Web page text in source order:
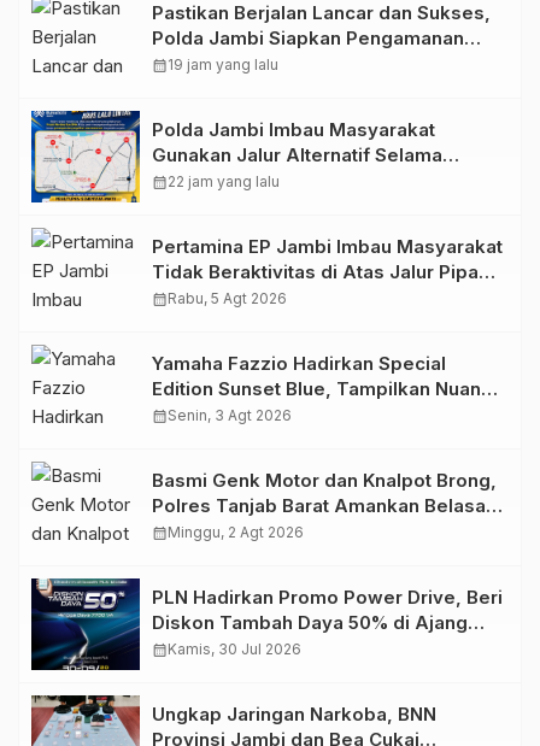
Pastikan Berjalan Lancar dan Sukses,
Polda Jambi Siapkan Pengamanan
Berlapis untuk 8.750 Pelari, 1.848
calendar_month19 jam yang lalu
Polda Jambi Imbau Masyarakat
Gunakan Jalur Alternatif Selama
Pelaksanaan Presisi Merdeka Run
calendar_month22 jam yang lalu
Pertamina EP Jambi Imbau Masyarakat
Tidak Beraktivitas di Atas Jalur Pipa
Migas Demi Keselamatan Bersama
calendar_monthRabu, 5 Agt 2026
Yamaha Fazzio Hadirkan Special
Edition Sunset Blue, Tampilkan Nuansa
Retro Summer yang Semakin Skena
calendar_monthSenin, 3 Agt 2026
Basmi Genk Motor dan Knalpot Brong,
Polres Tanjab Barat Amankan Belasan
Kendaraan
calendar_monthMinggu, 2 Agt 2026
PLN Hadirkan Promo Power Drive, Beri
Diskon Tambah Daya 50% di Ajang
GIIAS 2026
calendar_monthKamis, 30 Jul 2026
Ungkap Jaringan Narkoba, BNN
Provinsi Jambi dan Bea Cukai